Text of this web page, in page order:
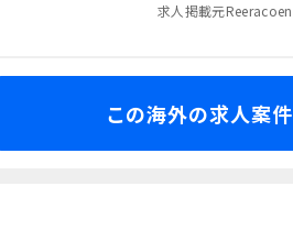
求人掲載元
この海外の求人案